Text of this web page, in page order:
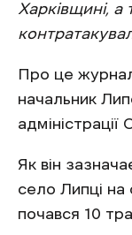
Харківщині, а
Про це
начальник
Як він
село Липці на
почався 10